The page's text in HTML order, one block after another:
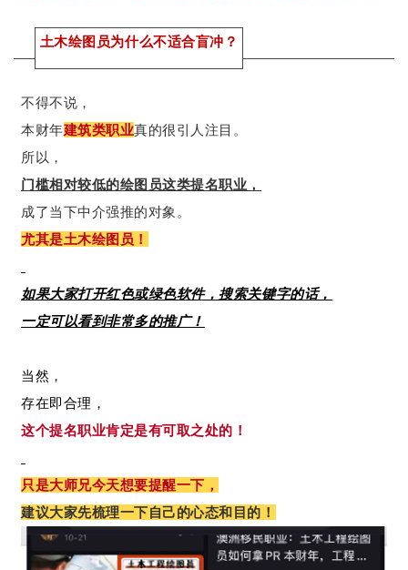
土木绘图员为什么不适合盲冲？
不得不说，
本财年建筑类职业真的很引人注目。
所以，
门槛相对较低的绘图员这类提名职业，
成了当下中介强推的对象。
尤其是土木绘图员！
如果大家打开红色或绿色软件，搜索关键字的话，
一定可以看到非常多的推广！
当然，
存在即合理，
这个提名职业肯定是有可取之处的！
只是大师兄今天想要提醒一下，
建议大家先梳理一下自己的心态和目的！